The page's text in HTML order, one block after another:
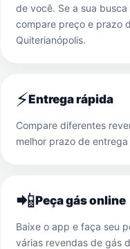
de você. Se a sua busca
compare preço e prazo
Quiterianópolis.
⚡Entrega rápida
Compare diferentes
melhor prazo de
📲Peça gás online
Baixe o app e faça seu
várias revendas de gás